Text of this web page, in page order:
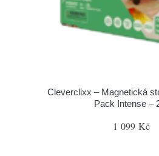
Cleverclixx – Magnetická
Pack Intense –
1 099 Kč